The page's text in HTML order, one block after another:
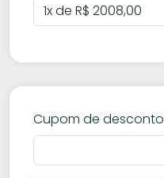
Cupom de desconto